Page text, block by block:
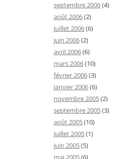
septembre 2006(4)
août 2006(2)
juillet 2006(6)
juin 2006(2)
avril 2006(6)
mars 2006(10)
février 2006(3)
janvier 2006(6)
novembre 2005(2)
septembre 2005(3)
août 2005(10)
juillet 2005(1)
juin 2005(5)
mai 2005(6)